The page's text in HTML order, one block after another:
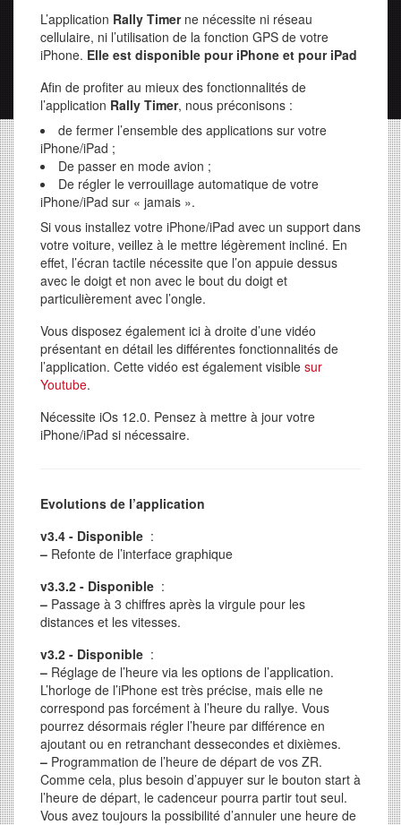
L’application Rally Timerne nécessite ni réseau
cellulaire, ni l’utilisation de la fonction GPS de votre
iPhone. Elle est disponible pour iPhone et pour iPad
Afin de profiter au mieux des fonctionnalités de
l’application Rally Timer, nous préconisons :
de fermer l’ensemble des applications sur votre
iPhone/iPad ;
De passer en mode avion ;
De régler le verrouillage automatique de votre
iPhone/iPad sur « jamais ».
Si vous installez votre iPhone/iPad avec un support dans
votre voiture, veillez à le mettre légèrement incliné. En
effet, l’écran tactile nécessite que l’on appuie dessus
avec le doigt et non avec le bout du doigt et
particulièrement avec l’ongle.
Vous disposez également ici à droite d’une vidéo
présentant en détail les différentes fonctionnalités de
l’application. Cette vidéo est également visible sur
Youtube.
Nécessite iOs 12.0. Pensez à mettre à jour votre
iPhone/iPad si nécessaire.
Evolutions de l’application
v3.4 - Disponible :
– Refonte de l’interface graphique
v3.3.2 - Disponible :
– Passage à 3 chiffres après la virgule pour les
distances et les vitesses.
v3.2 - Disponible :
– Réglage de l’heure via les options de l’application.
L’horloge de l’iPhone est très précise, mais elle ne
correspond pas forcément à l’heure du rallye. Vous
pourrez désormais régler l’heure par différence en
ajoutant ou en retranchant dessecondes et dixièmes.
– Programmation de l’heure de départ de vos ZR.
Comme cela, plus besoin d’appuyer sur le bouton start à
l’heure de départ, le cadenceur pourra partir tout seul.
Vous avez toujours la possibilité d’annuler une heure de